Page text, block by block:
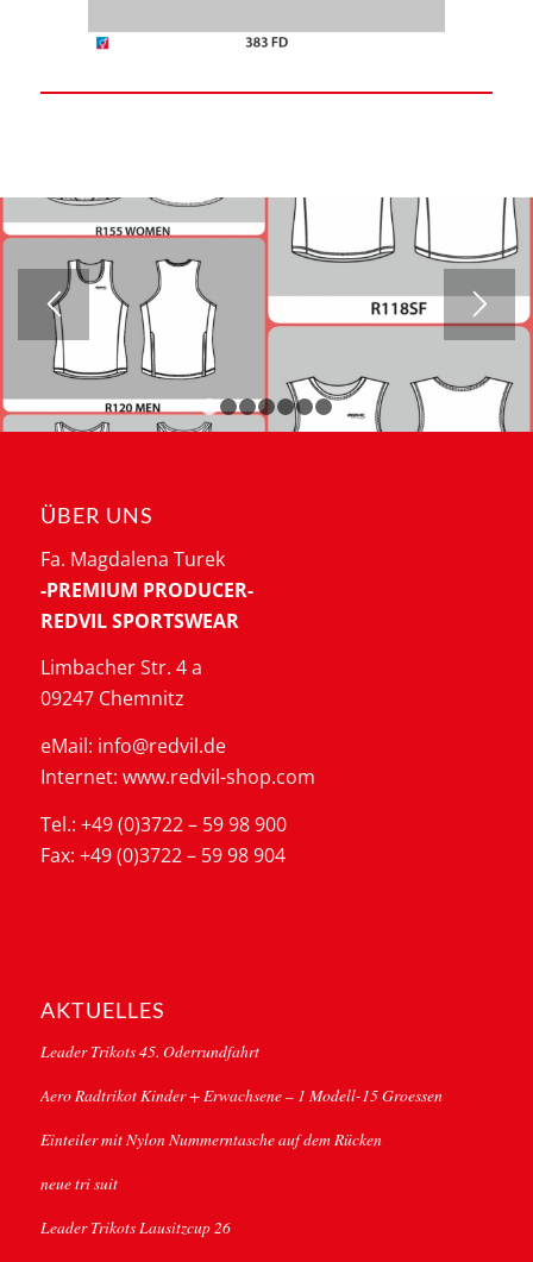
1 2 3 6
ÜBER UNS
Fa. Magdalena Turek
-PREMIUM PRODUCER-
REDVIL SPORTSWEAR
Limbacher Str. 4 a
09247 Chemnitz
eMail: info@redvil.de
Internet: www.redvil-shop.com
Tel.: +49 (0)3722 – 59 98 900
Fax: +49 (0)3722 – 59 98 904
AKTUELLES
Leader Trikots 45. Oderrundfahrt
Aero Radtrikot Kinder + Erwachsene – 1 Modell-15 Groessen
Einteiler mit Nylon Nummerntasche auf dem Rücken
neue tri suit
Leader Trikots Lausitzcup 26